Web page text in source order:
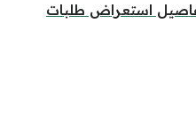
استعراض طلبات